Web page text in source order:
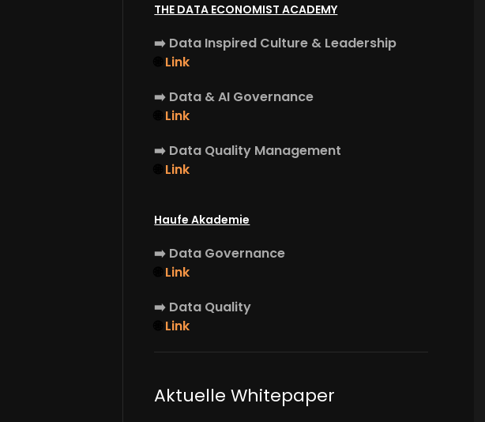
THE DATA ECONOMIST ACADEMY
➡️ Data Inspired Culture & Leadership
Link
➡️ Data & AI Governance
Link
➡️ Data Quality Management
Link
Haufe Akademie
➡️ Data Governance
Link
➡️ Data Quality
Link
Aktuelle Whitepaper